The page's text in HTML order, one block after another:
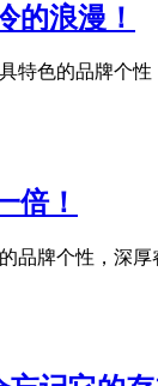
的浪漫！
特色的品牌个
倍！
品牌个性，深